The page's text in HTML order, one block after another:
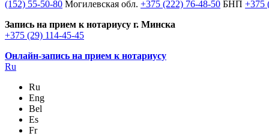
(152) 55-50-80 Могилевская обл. +375 (222) 76-48-50 БНП +375
Запись на прием к нотариусу г. Минска
+375 (29) 114-45-45
Онлайн-запись на прием к нотариусу
Ru
Ru
Eng
Bel
Es
Fr